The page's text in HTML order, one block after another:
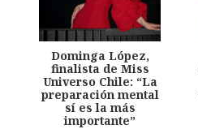
Dominga López,
finalista de Miss
Universo Chile: “La
preparación mental
sí es la más
importante”